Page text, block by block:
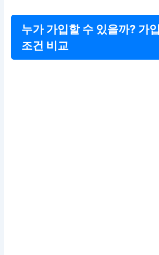
누가 가입할 수 있을까? 가
조건 비교